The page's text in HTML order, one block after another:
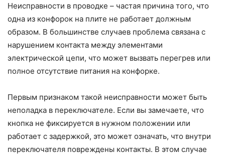
Неисправности в проводке – частая причина того, что
одна из конфорок на плите не работает должным
образом. В большинстве случаев проблема связана с
нарушением контакта между элементами
электрической цепи, что может вызвать перегрев или
полное отсутствие питания на конфорке.
Первым признаком такой неисправности может быть
неполадка в переключателе. Если вы замечаете, что
кнопка не фиксируется в нужном положении или
работает с задержкой, это может означать, что внутри
переключателя повреждены контакты. В этом случае